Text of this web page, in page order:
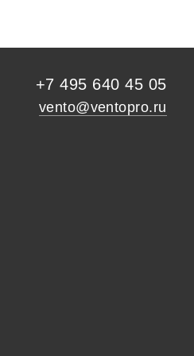
+7 495 640 45 05
vento@ventopro.ru